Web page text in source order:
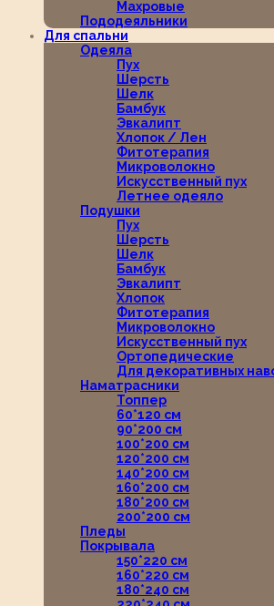
Махровые
Пододеяльники
Для спальни
Одеяла
Пух
Шерсть
Шелк
Бамбук
Эвкалипт
Хлопок / Лен
Фитотерапия
Микроволокно
Искусственный пух
Летнее одеяло
Подушки
Пух
Шерсть
Шелк
Бамбук
Эвкалипт
Хлопок
Фитотерапия
Микроволокно
Искусственный пух
Ортопедические
Для декоративных
Наматрасники
Топпер
60*120 см
90*200 см
100*200 см
120*200 см
140*200 см
160*200 см
180*200 см
200*200 см
Пледы
Покрывала
150*220 см
160*220 см
180*240 см